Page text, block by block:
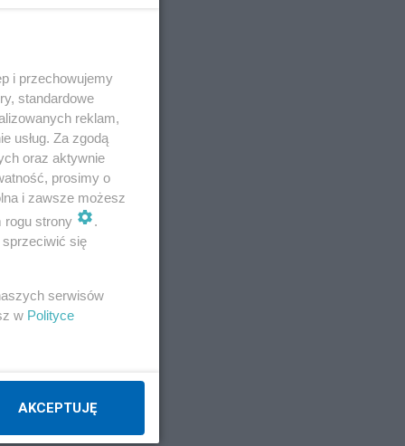
i przechowujemy
standardowe
reklam,
usług. Za zgodą
oraz aktywnie
prosimy o
i zawsze możesz
rogu strony
.
się
serwisów
w Polityce
AKCEPTUJĘ